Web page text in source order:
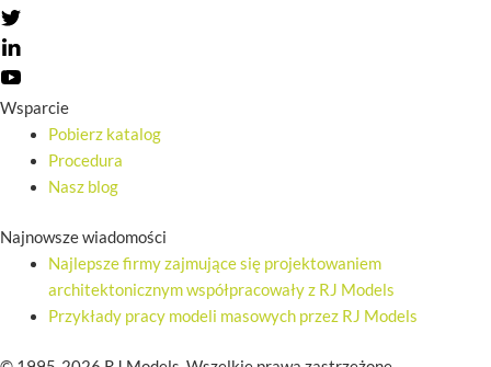
Wsparcie
Pobierz katalog
Procedura
Nasz blog
Najnowsze wiadomości
Najlepsze firmy zajmujące się projektowaniem
architektonicznym współpracowały z RJ Models
Przykłady pracy modeli masowych przez RJ Models